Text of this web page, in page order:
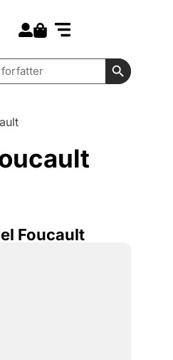
Search
Foucault